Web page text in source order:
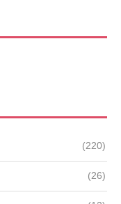
(220)
(26)